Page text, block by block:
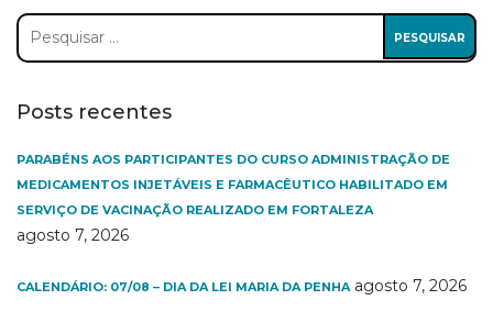
Pesquisar
por:
Posts recentes
PARABÉNS AOS PARTICIPANTES DO CURSO ADMINISTRAÇÃO DE
MEDICAMENTOS INJETÁVEIS E FARMACÊUTICO HABILITADO EM
SERVIÇO DE VACINAÇÃO REALIZADO EM FORTALEZA
agosto 7, 2026
CALENDÁRIO: 07/08 – DIA DA LEI MARIA DA PENHA agosto 7, 2026